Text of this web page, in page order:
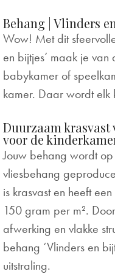
Behang | Vlinders
Wow! Met dit
en bijtjes’ maak je van
babykamer of
kamer. Daar wordt elk
Duurzaam krasvast
voor de
Jouw behang wordt
vliesbehang
is krasvast en heeft
150 gram per m².
afwerking en vlakke
behang ‘Vlinders en
uitstraling.